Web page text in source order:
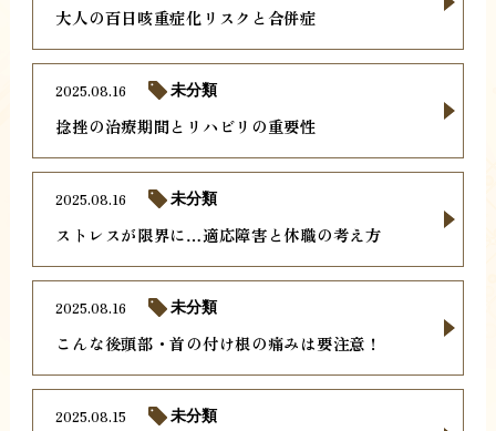
大人の百日咳重症化リスクと合併症
捻挫の治療期間とリハビリの重要性
2025.08.16 未分類
ストレスが限界に…適応障害と休職の考え方
2025.08.16 未分類
こんな後頭部・首の付け根の痛みは要注意！
2025.08.16 未分類
2025.08.15 未分類